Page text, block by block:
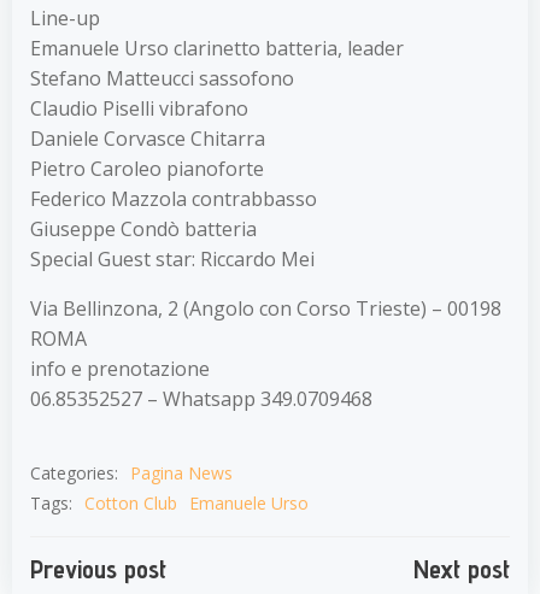
Line-up
Emanuele Urso clarinetto batteria, leader
Stefano Matteucci sassofono
Claudio Piselli vibrafono
Daniele Corvasce Chitarra
Pietro Caroleo pianoforte
Federico Mazzola contrabbasso
Giuseppe Condò batteria
Special Guest star: Riccardo Mei
Via Bellinzona, 2 (Angolo con Corso Trieste) – 00198
ROMA
info e prenotazione
06.85352527 – Whatsapp 349.0709468
Categories:
Pagina News
Tags: Cotton Club Emanuele Urso
Navigazione
Previous post Navigazione
Next post